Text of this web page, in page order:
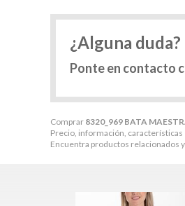
Comprar 8320_969 BATA
Precio, información, características
Encuentra productos relacionados
¿Alguna
Ponte en contacto